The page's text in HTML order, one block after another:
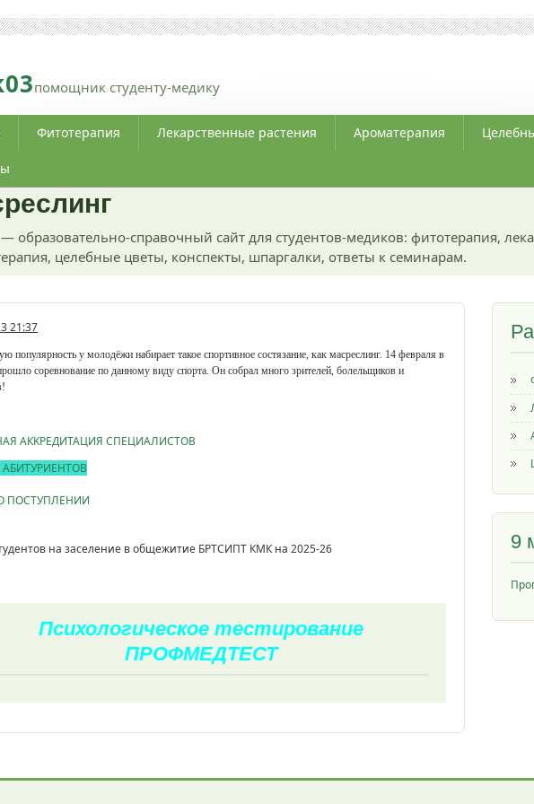
помощник студенту-медику
Фитотерапия Лекарственные растения Ароматерапия
образовательно-справочный сайт для студентов-медиков: фитотерапия,
целебные цветы, конспекты, шпаргалки, ответы к семинарам.
21:37
популярность у молодёжи набирает такое спортивное состязание, как масреслинг. 14 февраля в
соревнование по данному виду спорта. Он собрал много зрителей, болельщиков и
АККРЕДИТАЦИЯ СПЕЦИАЛИСТОВ
АБИТУРИЕНТОВ
ПОСТУПЛЕНИИ
на заселение в общежитие БРТСИПТ КМК на 2025-26
Психологическое тестирование
ПРОФМЕДТЕСТ
9